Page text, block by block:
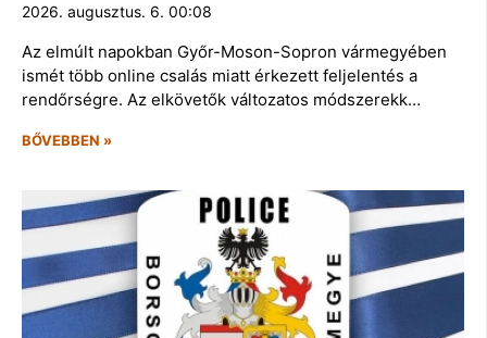
2026. augusztus. 6. 00:08
Az elmúlt napokban Győr-Moson-Sopron vármegyében
ismét több online csalás miatt érkezett feljelentés a
rendőrségre. Az elkövetők változatos módszerekk…
BŐVEBBEN »